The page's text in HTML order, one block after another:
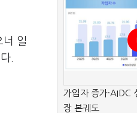
너 일
.
가입자 증가·AIDC
장 본궤도